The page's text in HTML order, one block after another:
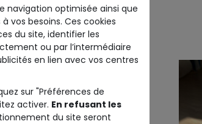
navigation optimisée ainsi que
vos besoins. Ces cookies
du site, identifier les
ou par l’intermédiaire
en lien avec vos centres
sur "Préférences de
activer. En refusant les
du site seront